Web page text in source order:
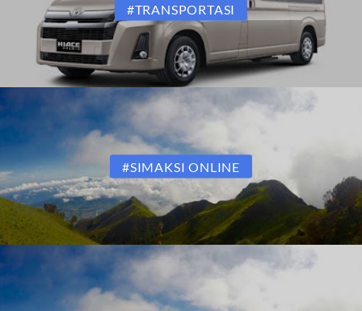
#TRANSPORTASI
#SIMAKSI ONLINE